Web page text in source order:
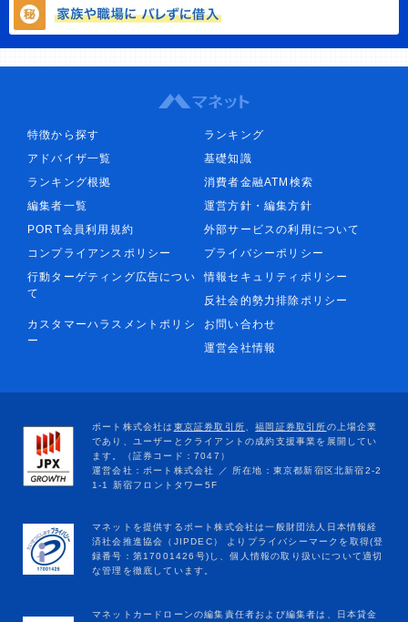
特徴から探す
ランキング
アドバイザ一覧
基礎知識
ランキング根拠
消費者金融ATM検索
編集者一覧
運営方針・編集方針
PORT会員利用規約
外部サービスの利用について
コンプライアンスポリシー
プライバシーポリシー
行動ターゲティング広告につい
て
情報セキュリティポリシー
反社会的勢力排除ポリシー
カスタマーハラスメントポリシ
ー
お問い合わせ
運営会社情報
マネットカードローンの編集責任者および編集者は、日本貸金